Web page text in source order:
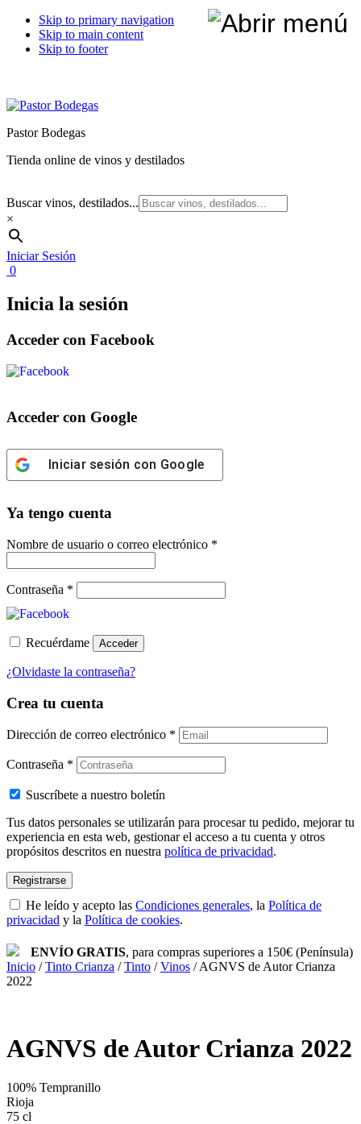
Skip to primary navigation
Skip to main content
Skip to footer
Pastor Bodegas
Tienda online de vinos y destilados
Buscar vinos, destilados...
×
Iniciar Sesión
0
Inicia la sesión
Acceder con Facebook
Acceder con Google
Iniciar sesión con Google
Ya tengo cuenta
Nombre de usuario o correo electrónico *
Contraseña *
Recuérdame Acceder
¿Olvidaste la contraseña?
Crea tu cuenta
Dirección de correo electrónico *
Contraseña *
Suscríbete a nuestro boletín
Tus datos personales se utilizarán para procesar tu pedido, mejorar tu
experiencia en esta web, gestionar el acceso a tu cuenta y otros
propósitos descritos en nuestra política de privacidad.
Registrarse
He leído y acepto las Condiciones generales, la Política de
privacidad y la Política de cookies.
ENVÍO GRATIS, para compras superiores a 150€ (Península)
Inicio / Tinto Crianza /Tinto /Vinos /AGNVS de Autor Crianza
2022
AGNVS de Autor Crianza 2022
100% Tempranillo
Rioja
75 cl